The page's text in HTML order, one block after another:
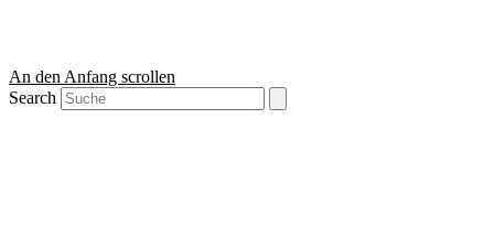
An den Anfang scrollen
Search